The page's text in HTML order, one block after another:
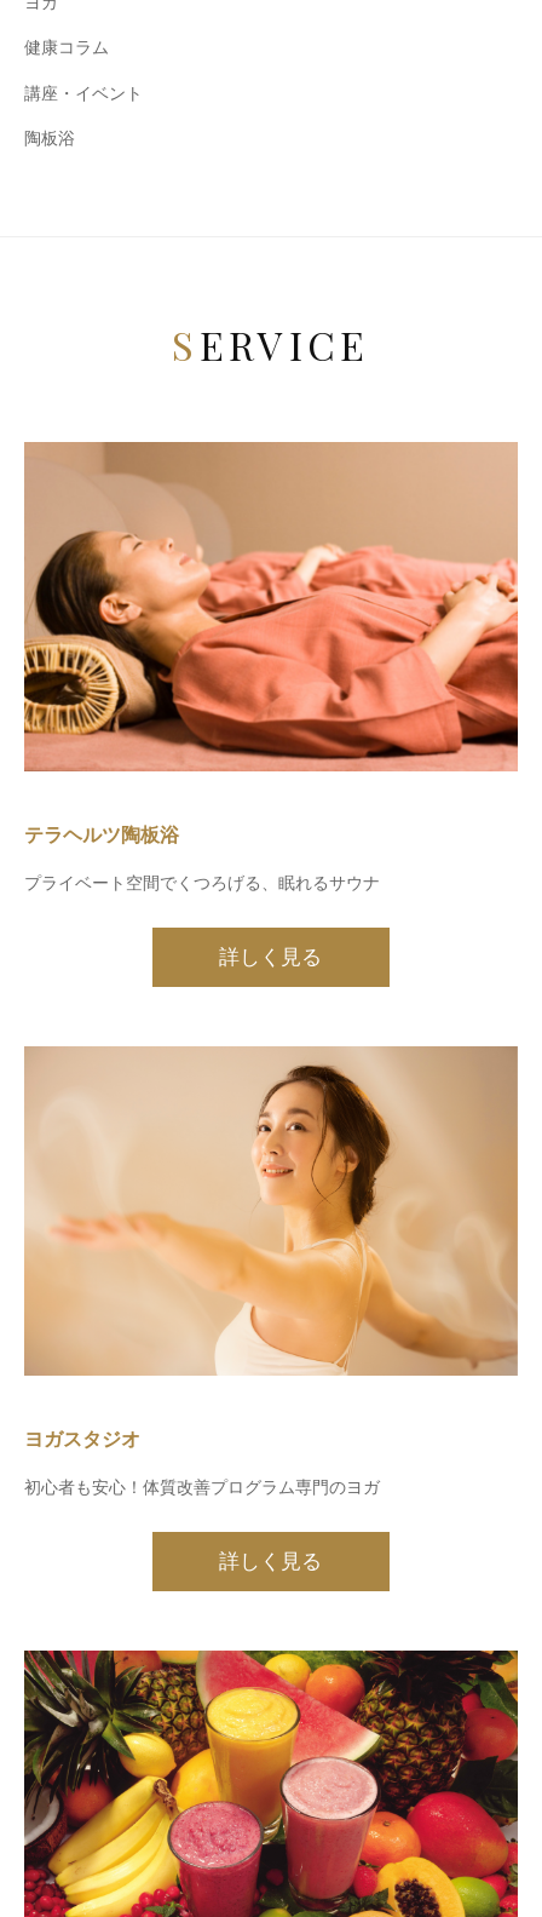
健康コラム
講座・イベント
陶板浴
SERVICE
テラヘルツ陶板浴
プライベート空間でくつろげる、眠れるサウナ
詳しく見る
ヨガスタジオ
初心者も安心！体質改善プログラム専門のヨガ
詳しく見る